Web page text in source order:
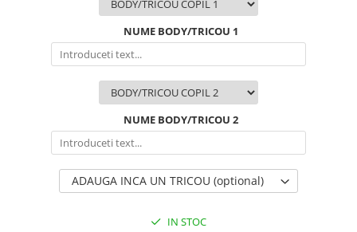
NUME BODY/TRICOU 1
NUME BODY/TRICOU 2
ADAUGA INCA UN TRICOU (optional)
IN STOC